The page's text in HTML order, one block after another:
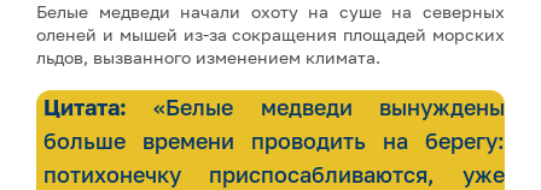
Белые медведи начали охоту на суше на северных
оленей и мышей из-за сокращения площадей морских
льдов, вызванного изменением климата.
Цитата: «Белые медведи вынуждены
больше времени проводить на берегу:
потихонечку приспосабливаются, уже